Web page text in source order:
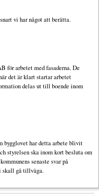
vi har något att berätta.
för arbetet med fasaderna. De
det är klart startar arbetet
delas ut till boende inom
bygglovet har detta arbete blivit
styrelsen ska inom kort besluta om
senaste svar på
skall gå tillväga.